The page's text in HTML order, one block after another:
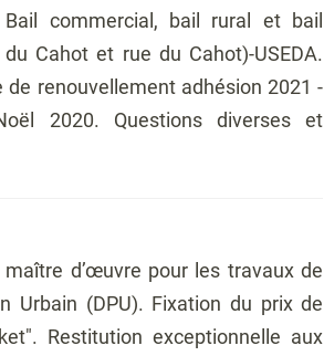
commercial, bail rural et bail
Cahot et rue du Cahot)-USEDA.
renouvellement adhésion 2021 -
2020. Questions diverses et
d’œuvre pour les travaux de
Urbain (DPU). Fixation du prix de
Restitution exceptionnelle aux